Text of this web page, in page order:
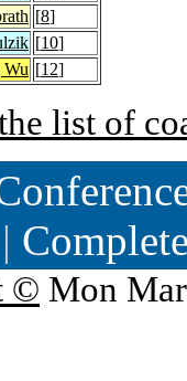
[8]
[10]
Wu [12]
list of
| Complete
© Mon